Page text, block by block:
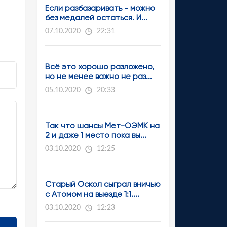
Если разбазаривать - можно
без медалей остаться. И...
07.10.2020 22:31
Всё это хорошо разложено,
но не менее важно не раз...
05.10.2020 20:33
Так что шансы Мет-ОЭМК на
2 и даже 1 место пока вы...
03.10.2020 12:25
Старый Оскол сыграл вничью
с Атомом на выезде 1:1....
03.10.2020 12:23